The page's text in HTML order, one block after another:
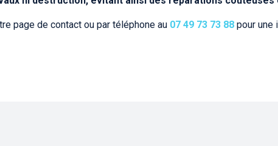
page de contact ou par téléphone au 07 49 73 73 88 pour une